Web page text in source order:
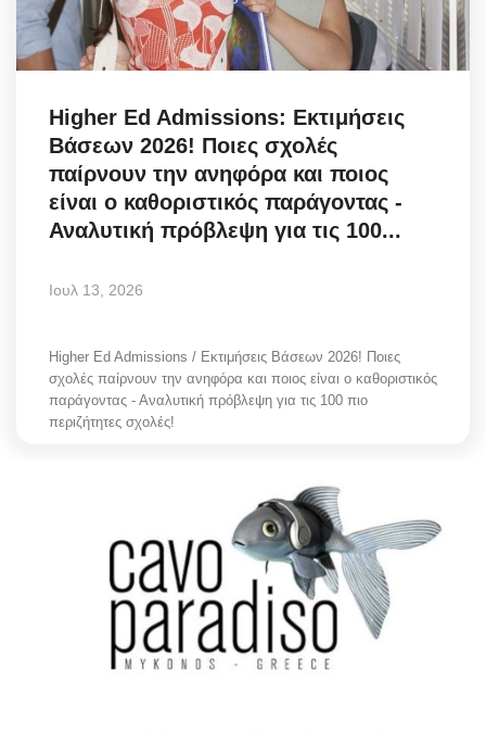
Science & Tech
Σεβασμιώτατος Δωρόθεος Β’
Cost Of Living Crisis
All News
Local Elections 2023
Elections 2023
English
Higher Ed Admissions: Εκτιμήσεις
Βάσεων 2026! Ποιες σχολές
παίρνουν την ανηφόρα και ποιος
είναι ο καθοριστικός παράγοντας -
Αναλυτική πρόβλεψη για τις 100...
Ιουλ 13, 2026
Higher Ed Admissions / Εκτιμήσεις Βάσεων 2026! Ποιες
σχολές παίρνουν την ανηφόρα και ποιος είναι ο καθοριστικός
παράγοντας - Αναλυτική πρόβλεψη για τις 100 πιο
περιζήτητες σχολές!